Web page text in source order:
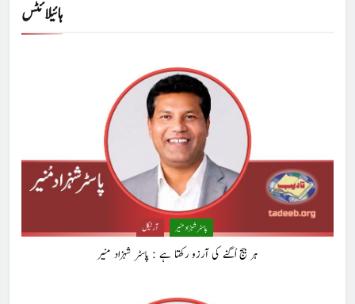
ہائیلائٹس
آرٹیکل پاسٹر شہزاد منیر
ہر بیج اُگنے کی آرزو رکھتا ہے : پاسٹر شہزاد منیر
5
کوہساروں کی آغوش میں چند یادگار دن: جاوید ڈینی ایل